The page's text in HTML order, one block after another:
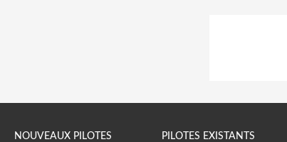
NOUVEAUX PILOTES PILOTES EXISTANTS